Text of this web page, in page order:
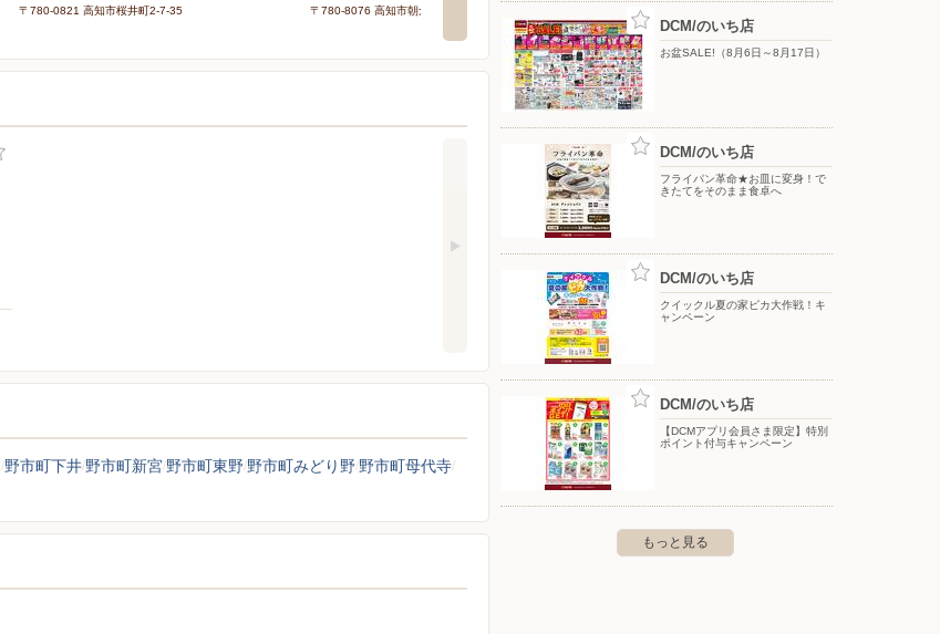
〒780-0821 高知市桜井町2-7-35 〒780-8076 高知市朝倉東町52-15 〒785-0009 須崎市西町2-7-15
野市町下井 野市町新宮 野市町東野 野市町みどり野 野市町母代寺
DCM/のいち店
お盆SALE!（8月6日～8月17日）
DCM/のいち店
フライパン革命★お皿に変身！で
きたてをそのまま食卓へ
DCM/のいち店
クイックル夏の家ピカ大作戦！キ
ャンペーン
DCM/のいち店
【DCMアプリ会員さま限定】特別
ポイント付与キャンペーン
もっと見る